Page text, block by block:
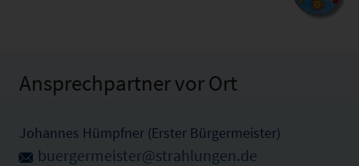
Ansprechpartner vor Ort
Johannes Hümpfner (Erster Bürgermeister)
buergermeister@strahlungen.de